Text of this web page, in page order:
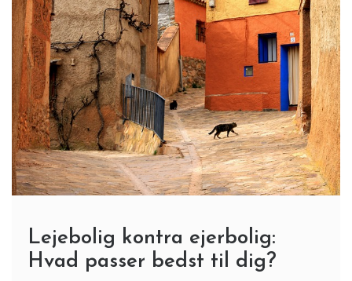
Lejebolig kontra ejerbolig:
Hvad passer bedst til dig?